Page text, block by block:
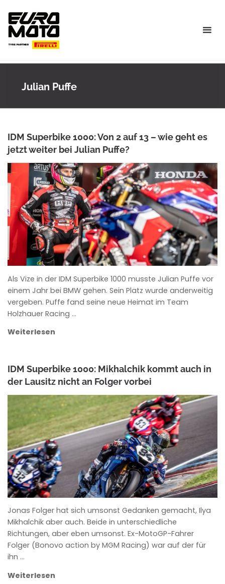
content
Julian Puffe
IDM Superbike 1000: Von 2 auf 13 – wie geht es
jetzt weiter bei Julian Puffe?
ANKE WIECZOREK
Als Vize in der IDM Superbike 1000 musste Julian Puffe vor
einem Jahr bei BMW gehen. Sein Platz wurde anderweitig
vergeben. Puffe fand seine neue Heimat im Team
Holzhauer Racing …
Weiterlesen
IDM Superbike 1000: Mikhalchik kommt auch in
der Lausitz nicht an Folger vorbei
ANKE WIECZOREK
Jonas Folger hat sich umsonst Gedanken gemacht, Ilya
Mikhalchik aber auch. Beide in unterschiedliche
Richtungen, aber eben umsonst. Ex-MotoGP-Fahrer
Folger (Bonovo action by MGM Racing) war auf der für
ihn …
Weiterlesen